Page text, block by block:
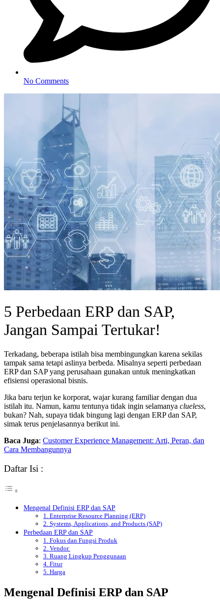
No Comments
5 Perbedaan ERP dan SAP,
Jangan Sampai Tertukar!
Terkadang, beberapa istilah bisa membingungkan karena sekilas
tampak sama tetapi aslinya berbeda. Misalnya seperti perbedaan
ERP dan SAPyang perusahaan gunakan untuk meningkatkan
efisiensi operasional bisnis.
Jika baru terjun ke korporat, wajar kurang familiar dengan dua
istilah itu. Namun, kamu tentunya tidak ingin selamanya clueless,
bukan? Nah, supaya tidak bingung lagi dengan ERP dan SAP,
simak terus penjelasannya berikut ini.
Baca Juga: Customer Experience Management: Arti, Peran, dan
Cara Membangunnya
Daftar Isi :
Mengenal Definisi ERP dan SAP
1. Enterprise Resource Planning (ERP)
2. Systems, Applications, and Products (SAP)
Perbedaan ERP dan SAP
1. Fokus dan Fungsi Produk
2. Vendor
3. Ruang Lingkup Penggunaan
4. Fitur
5. Harga
Mengenal Definisi ERP dan SAP